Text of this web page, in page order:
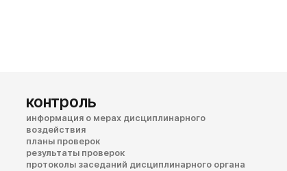
контроль
информация о мерах дисциплинарного
воздействия
планы проверок
результаты проверок
протоколы заседаний дисциплинарного органа